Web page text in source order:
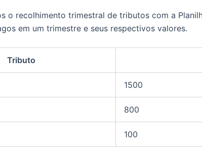
o recolhimento trimestral de tributos com a
em um trimestre e seus respectivos valores.
Tributo
1500
800
100